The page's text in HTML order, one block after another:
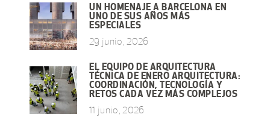
UN HOMENAJE A BARCELONA EN
UNO DE SUS AÑOS MÁS
ESPECIALES
29 junio, 2026
EL EQUIPO DE ARQUITECTURA
TÉCNICA DE ENERO ARQUITECTURA:
COORDINACIÓN, TECNOLOGÍA Y
RETOS CADA VEZ MÁS COMPLEJOS
11 junio, 2026